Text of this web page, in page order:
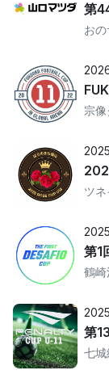
第
お
宗
ツ
第1
鶴崎
第
七城